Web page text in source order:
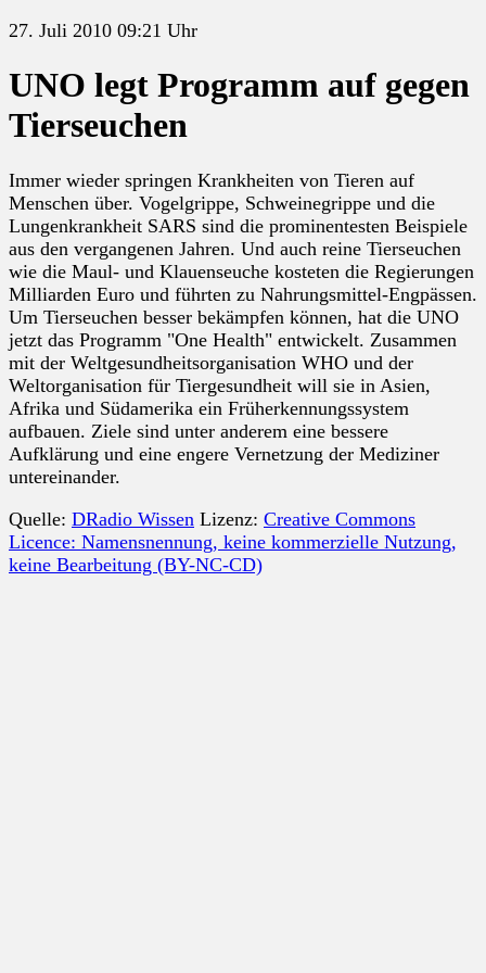
27. Juli 2010 09:21 Uhr
UNO legt Programm auf gegen
Tierseuchen
Immer wieder springen Krankheiten von Tieren auf
Menschen über. Vogelgrippe, Schweinegrippe und die
Lungenkrankheit SARS sind die prominentesten Beispiele
aus den vergangenen Jahren. Und auch reine Tierseuchen
wie die Maul- und Klauenseuche kosteten die Regierungen
Milliarden Euro und führten zu Nahrungsmittel-Engpässen.
Um Tierseuchen besser bekämpfen können, hat die UNO
jetzt das Programm "One Health" entwickelt. Zusammen
mit der Weltgesundheitsorganisation WHO und der
Weltorganisation für Tiergesundheit will sie in Asien,
Afrika und Südamerika ein Früherkennungssystem
aufbauen. Ziele sind unter anderem eine bessere
Aufklärung und eine engere Vernetzung der Mediziner
untereinander.
Quelle: DRadio Wissen Lizenz: Creative Commons
Licence: Namensnennung, keine kommerzielle Nutzung,
keine Bearbeitung (BY-NC-CD)